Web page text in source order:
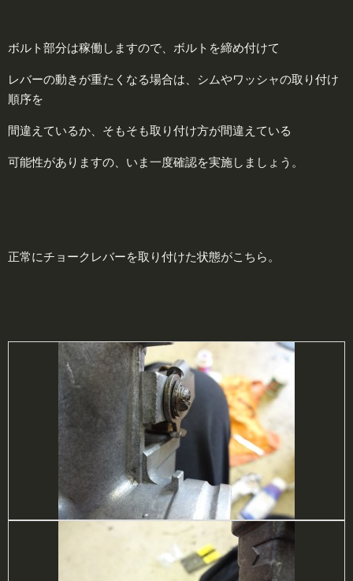
ボルト部分は稼働しますので、ボルトを締め付けて
レバーの動きが重たくなる場合は、シムやワッシャの取り付け
順序を
間違えているか、そもそも取り付け方が間違えている
可能性がありますの、いま一度確認を実施しましょう。
正常にチョークレバーを取り付けた状態がこちら。